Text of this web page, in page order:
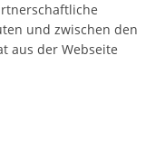
und zwischen den
aus der Webseite